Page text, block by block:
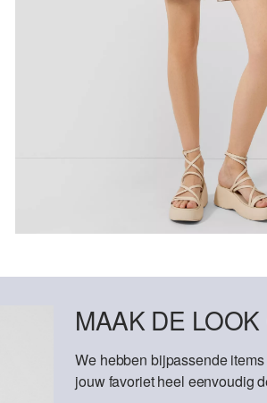
MAAK DE
We hebben bijpassende
jouw favoriet heel eenvoudig